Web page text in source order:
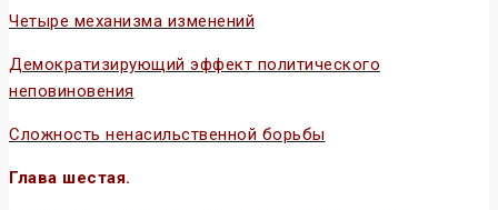
Четыре механизма изменений
Демократизирующий эффект политического
неповиновения
Сложность ненасильственной борьбы
Глава шестая.